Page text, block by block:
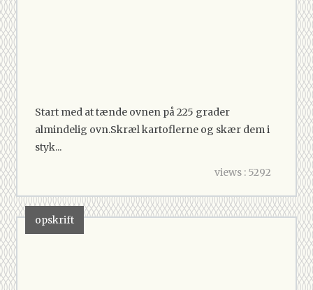
Start med at tænde ovnen på 225 grader
almindelig ovn.Skræl kartoflerne og skær dem i
styk...
views : 5292
opskrift